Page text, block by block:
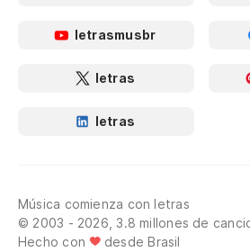
letrasmusbr
letras
letras
Música comienza con letras
© 2003 - 2026, 3.8 millones de
Hecho con
desde Brasil